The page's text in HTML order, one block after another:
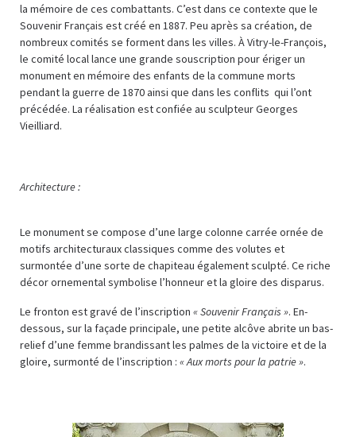
la mémoire de ces combattants. C’est dans ce contexte que le
Souvenir Français est créé en 1887. Peu après sa création, de
nombreux comités se forment dans les villes. À Vitry-le-François,
le comité local lance une grande souscription pour ériger un
monument en mémoire des enfants de la commune morts
pendant la guerre de 1870 ainsi que dans les conflits qui l’ont
précédée. La réalisation est confiée au sculpteur Georges
Vieilliard.
Architecture :
Le monument se compose d’une large colonne carrée ornée de
motifs architecturaux classiques comme des volutes et
surmontée d’une sorte de chapiteau également sculpté. Ce riche
décor ornemental symbolise l’honneur et la gloire des disparus.
Le fronton est gravé de l’inscription « Souvenir Français ». En-
dessous, sur la façade principale, une petite alcôve abrite un bas-
relief d’une femme brandissant les palmes de la victoire et de la
gloire, surmonté de l’inscription : « Aux morts pour la patrie ».